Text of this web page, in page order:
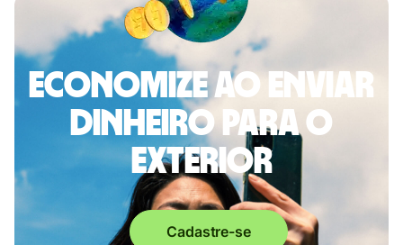
Economize ao enviar
dinheiro para o
exterior
Cadastre-se